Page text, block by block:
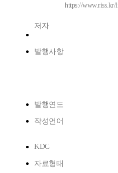
https://
저자
발행사항
발행연도
작성언어
KDC
자료형태